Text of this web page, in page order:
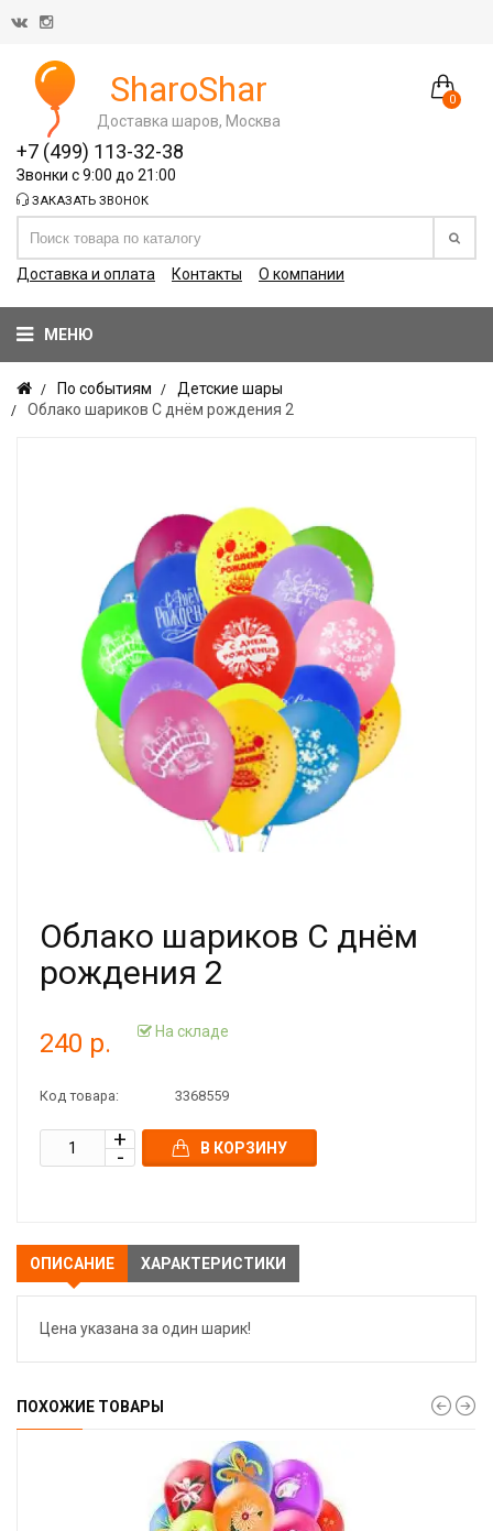
0
SharoShar
Доставка шаров, Москва
+7 (499) 113-32-38
Звонки с 9:00 до 21:00
ЗАКАЗАТЬ ЗВОНОК
Доставка и оплата Контакты О компании
МЕНЮ
По событиям
Детские шары
Облако шариков С днём рождения 2
Облако шариков С днём
рождения 2
240 р. На складе
Код товара: 3368559
В КОРЗИНУ
ОПИСАНИЕ ХАРАКТЕРИСТИКИ
Цена указана за один шарик!
ПОХОЖИЕ ТОВАРЫ